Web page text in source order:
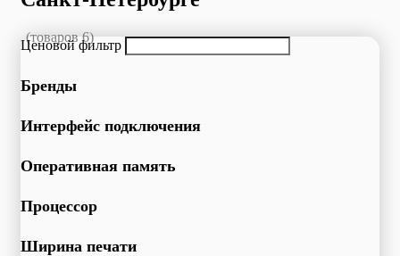
(товаров 6)
Ценовой фильтр
Бренды
Интерфейс подключения
Оперативная память
Процессор
Ширина печати